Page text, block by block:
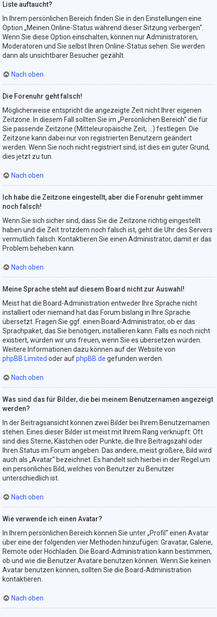
Liste auftaucht?
In Ihrem persönlichen Bereich finden Sie in den Einstellungen eine
Option „Meinen Online-Status während dieser Sitzung verbergen“.
Wenn Sie diese Option einschalten, können nur Administratoren,
Moderatoren und Sie selbst Ihren Online-Status sehen. Sie werden
dann als unsichtbarer Besucher gezählt.
Nach oben
Die Forenuhr geht falsch!
Möglicherweise entspricht die angezeigte Zeit nicht Ihrer eigenen
Zeitzone. In diesem Fall sollten Sie im „Persönlichen Bereich“ die für
Sie passende Zeitzone (Mitteleuropäische Zeit, ...) festlegen. Die
Zeitzone kann dabei nur von registrierten Benutzern geändert
werden. Wenn Sie noch nicht registriert sind, ist dies ein guter Grund,
dies jetzt zu tun.
Nach oben
Ich habe die Zeitzone eingestellt, aber die Forenuhr geht immer
noch falsch!
Wenn Sie sich sicher sind, dass Sie die Zeitzone richtig eingestellt
haben und die Zeit trotzdem noch falsch ist, geht die Uhr des Servers
vermutlich falsch. Kontaktieren Sie einen Administrator, damit er das
Problem beheben kann.
Nach oben
Meine Sprache steht auf diesem Board nicht zur Auswahl!
Meist hat die Board-Administration entweder Ihre Sprache nicht
installiert oder niemand hat das Forum bislang in Ihre Sprache
übersetzt. Fragen Sie ggf. einen Board-Administrator, ob er das
Sprachpaket, das Sie benötigen, installieren kann. Falls es noch nicht
existiert, würden wir uns freuen, wenn Sie es übersetzen würden.
Weitere Informationen dazu können auf der Website von
phpBB Limited oder aufphpBB.de gefunden werden.
Nach oben
Was sind das für Bilder, die bei meinem Benutzernamen angezeigt
werden?
In der Beitragsansicht können zwei Bilder bei Ihrem Benutzernamen
stehen. Eines dieser Bilder ist meist mit Ihrem Rang verknüpft: Oft
sind dies Sterne, Kästchen oder Punkte, die Ihre Beitragszahl oder
Ihren Status im Forum angeben. Das andere, meist größere, Bild wird
auch als „Avatar“ bezeichnet. Es handelt sich hierbei in der Regel um
ein persönliches Bild, welches von Benutzer zu Benutzer
unterschiedlich ist.
Nach oben
Wie verwende ich einen Avatar?
In Ihrem persönlichen Bereich können Sie unter „Profil“ einen Avatar
über eine der folgenden vier Methoden hinzufügen: Gravatar, Galerie,
Remote oder Hochladen. Die Board-Administration kann bestimmen,
ob und wie die Benutzer Avatare benutzen können. Wenn Sie keinen
Avatar benutzen können, sollten Sie die Board-Administration
kontaktieren.
Nach oben